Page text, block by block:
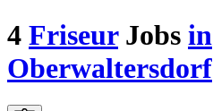
4 FriseurJobs in
Oberwaltersdorf